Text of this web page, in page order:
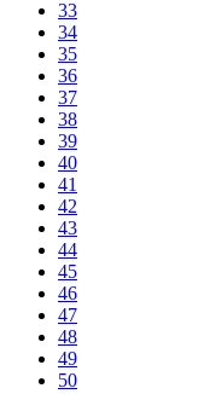
33
34
35
36
37
38
39
40
41
42
43
44
45
46
47
48
49
50